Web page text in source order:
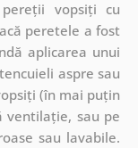
vopsiți cu
peretele a fost
aplicarea unui
aspre sau
(în mai puțin
ventilație, sau pe
sau lavabile.